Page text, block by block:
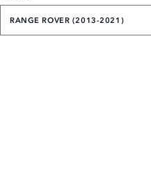
RANGE ROVER (2013-2021)